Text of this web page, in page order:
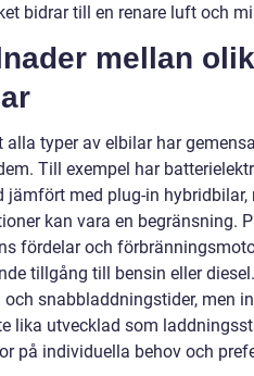
bidrar till en renare luft och
mellan
alla typer av elbilar har
Till exempel har
jämfört med plug-in
kan vara en begränsning.
fördelar och
tillgång till bensin eller
och snabbladdningstider, men
lika utvecklad som
på individuella behov och